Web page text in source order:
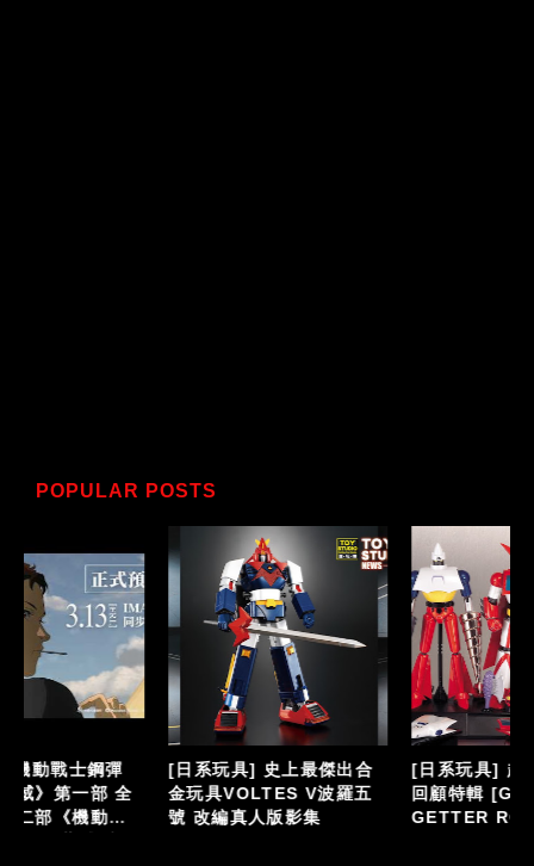
POPULAR POSTS
[日系玩具] 史上最傑出合
金玩具VOLTES V波羅五
號 改編真人版影集
[日系玩具] 超合金魂 總力
回顧特輯 [GX-06]
GETTER ROBO《蓋特機